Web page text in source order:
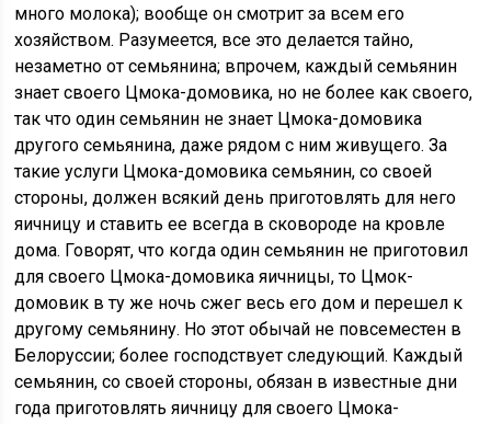
много молока); вообще он смотрит за всем его
хозяйством. Разумеется, все это делается тайно,
незаметно от семьянина; впрочем, каждый семьянин
знает своего Цмока-домовика, но не более как своего,
так что один семьянин не знает Цмока-домовика
другого семьянина, даже рядом с ним живущего. За
такие услуги Цмока-домовика семьянин, со своей
стороны, должен всякий день приготовлять для него
яичницу и ставить ее всегда в сковороде на кровле
дома. Говорят, что когда один семьянин не приготовил
для своего Цмока-домовика яичницы, то Цмок-
домовик в ту же ночь сжег весь его дом и перешел к
другому семьянину. Но этот обычай не повсеместен в
Белоруссии; более господствует следующий. Каждый
семьянин, со своей стороны, обязан в известные дни
года приготовлять яичницу для своего Цмока-